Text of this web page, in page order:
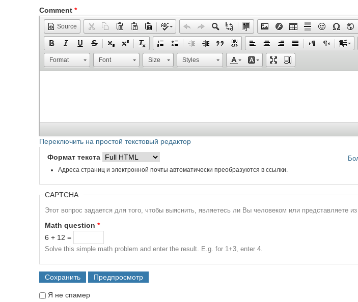
Comment *
Source
Format Font Size Styles
Переключить на простой текстовый редактор
Формат текста
Адреса страниц и электронной почты автоматически преобразуются в ссылки.
CAPTCHA
Этот вопрос задается для того, чтобы выяснить, являетесь ли Вы человеком или представляете
Math question *
6 + 12 =
Solve this simple math problem and enter the result. E.g. for 1+3, enter 4.
Я не спамер